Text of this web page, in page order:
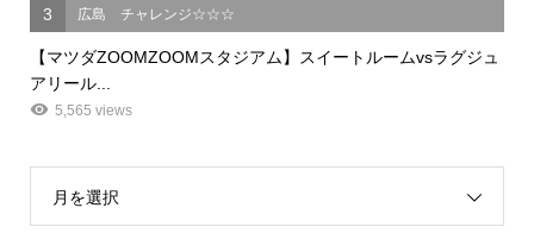
3 広島 チャレンジ☆☆☆
【マツダZOOMZOOMスタジアム】スイートルームvsラグジュ
アリール...
5,565 views
月を選択